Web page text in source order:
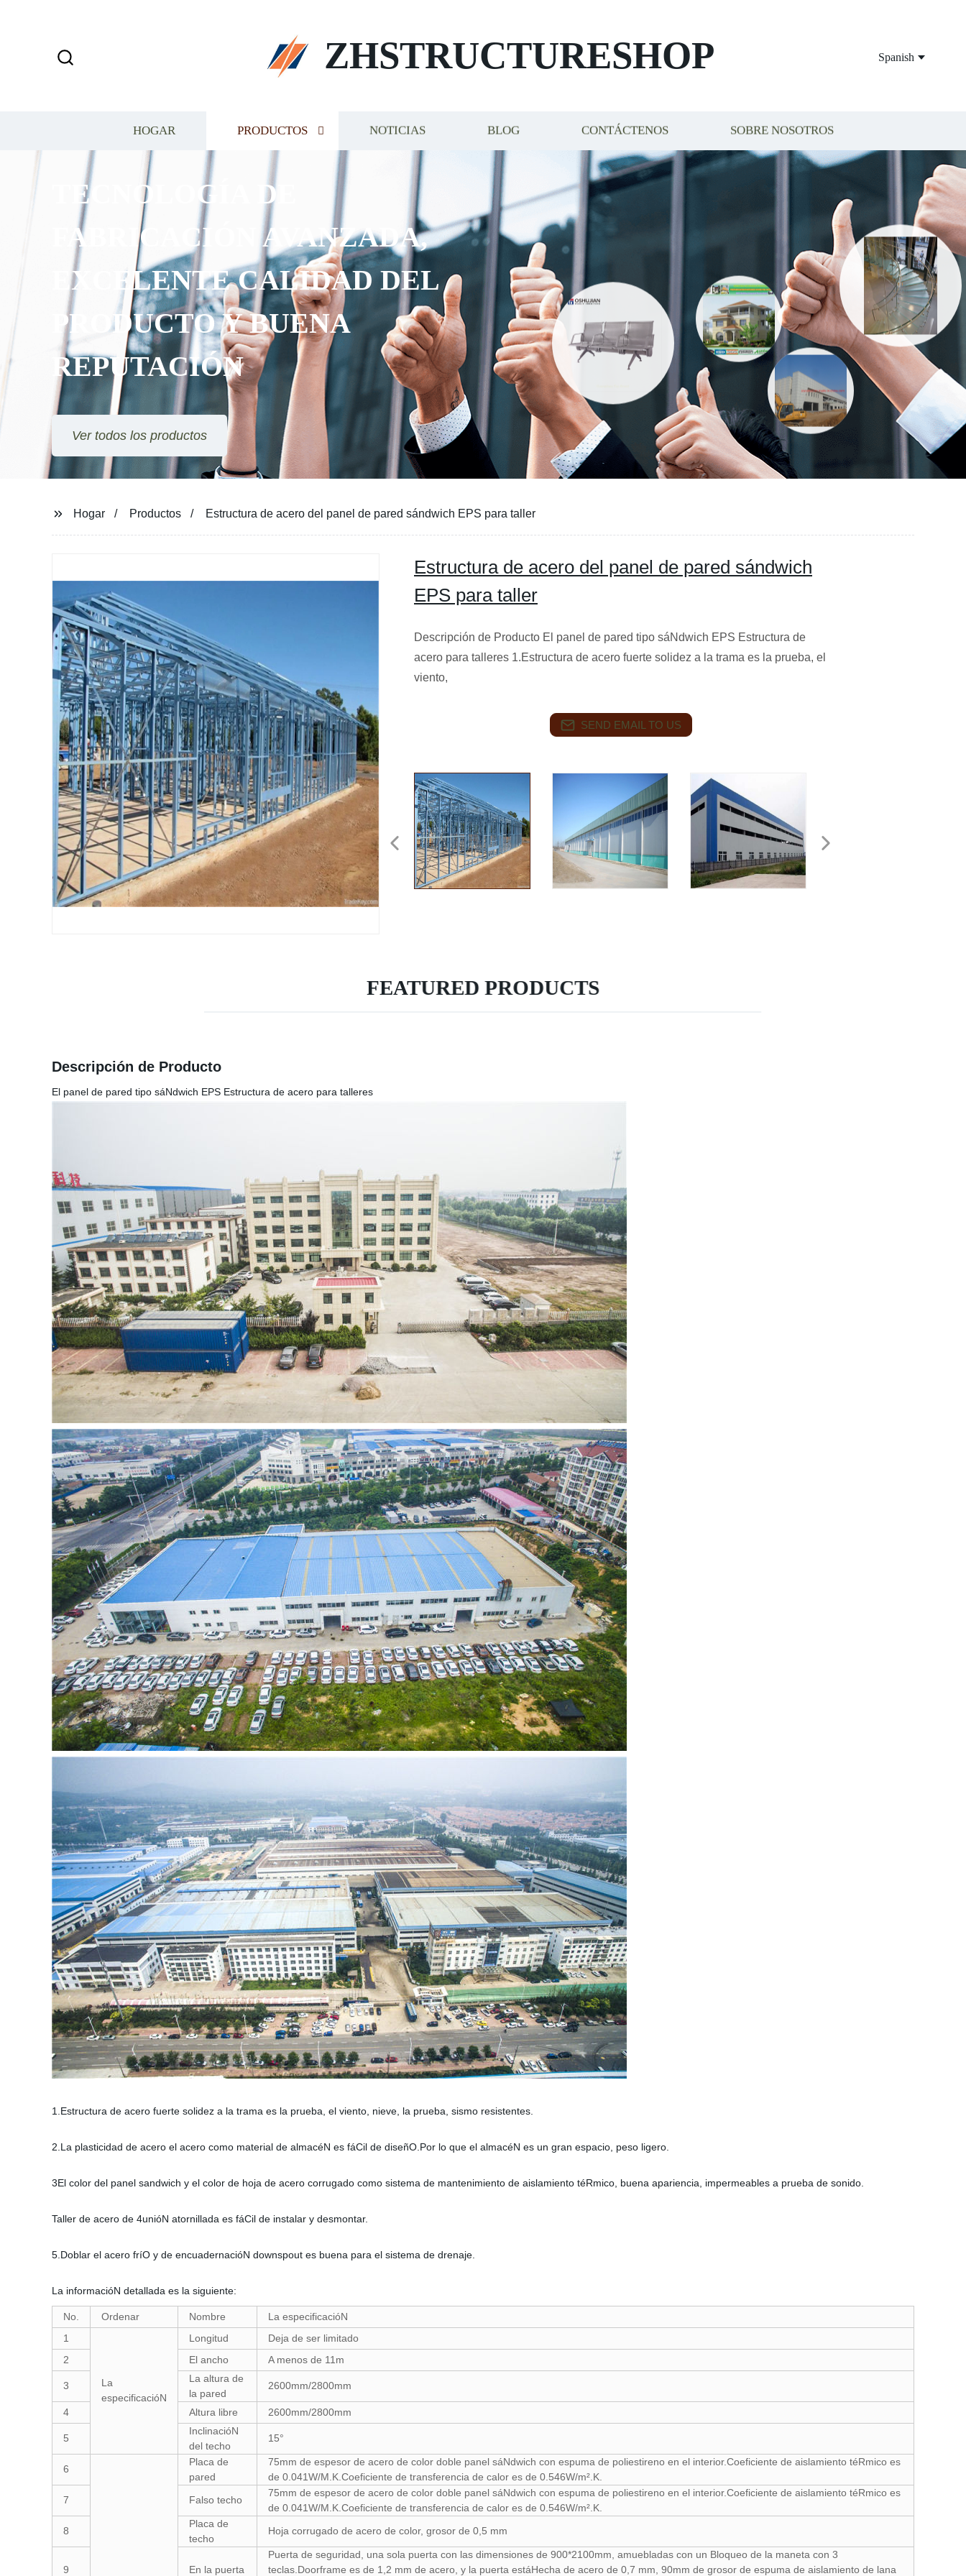
ZHSTRUCTURESHOP Spanish
HOGAR PRODUCTOS NOTICIAS BLOG CONTÁCTENOS SOBRE NOSOTROS
TECNOLOGÍA DE
FABRICACIÓN AVANZADA,
EXCELENTE CALIDAD DEL
PRODUCTO Y BUENA
REPUTACIÓN
Ver todos los productos
Hogar Productos Estructura de acero del panel de pared sándwich EPS para taller
Estructura de acero del panel de pared sándwich
EPS para taller
Descripción de Producto El panel de pared tipo sáNdwich EPS Estructura de
acero para talleres 1.Estructura de acero fuerte solidez a la trama es la prueba, el
viento,
SEND EMAIL TO US
FEATURED PRODUCTS
Descripción de Producto
El panel de pared tipo sáNdwich EPS Estructura de acero para talleres
1.Estructura de acero fuerte solidez a la trama es la prueba, el viento, nieve, la prueba, sismo resistentes.
2.La plasticidad de acero el acero como material de almacéN es fáCil de diseñO.Por lo que el almacéN es un gran espacio, peso ligero.
3El color del panel sandwich y el color de hoja de acero corrugado como sistema de mantenimiento de aislamiento téRmico, buena apariencia, impermeables a prueba de sonido.
Taller de acero de 4unióN atornillada es fáCil de instalar y desmontar.
5.Doblar el acero fríO y de encuadernacióN downspout es buena para el sistema de drenaje.
La informacióN detallada es la siguiente:
No. Ordenar Nombre
La especificacióN
1
La
especificacióN
Longitud
Deja de ser limitado
2
El ancho A menos de 11m
3
La altura de
la pared
2600mm/2800mm
4 Altura libre 2600mm/2800mm
5
InclinacióN
del techo
15°
6
Placa de
pared
75mm de espesor de acero de color doble panel sáNdwich con espuma de poliestireno en el interior.Coeficiente de aislamiento téRmico es
de 0.041W/M.K.Coeficiente de transferencia de calor es de 0.546W/m².K.
7
Falso techo
75mm de espesor de acero de color doble panel sáNdwich con espuma de poliestireno en el interior.Coeficiente de aislamiento téRmico es
de 0.041W/M.K.Coeficiente de transferencia de calor es de 0.546W/m².K.
8
Placa de
techo
Hoja corrugado de acero de color, grosor de 0,5 mm
9 En la puerta
Puerta de seguridad, una sola puerta con las dimensiones de 900*2100mm, amuebladas con un Bloqueo de la maneta con 3
teclas.Doorframe es de 1,2 mm de acero, y la puerta estáHecha de acero de 0,7 mm, 90mm de grosor de espuma de aislamiento de lana